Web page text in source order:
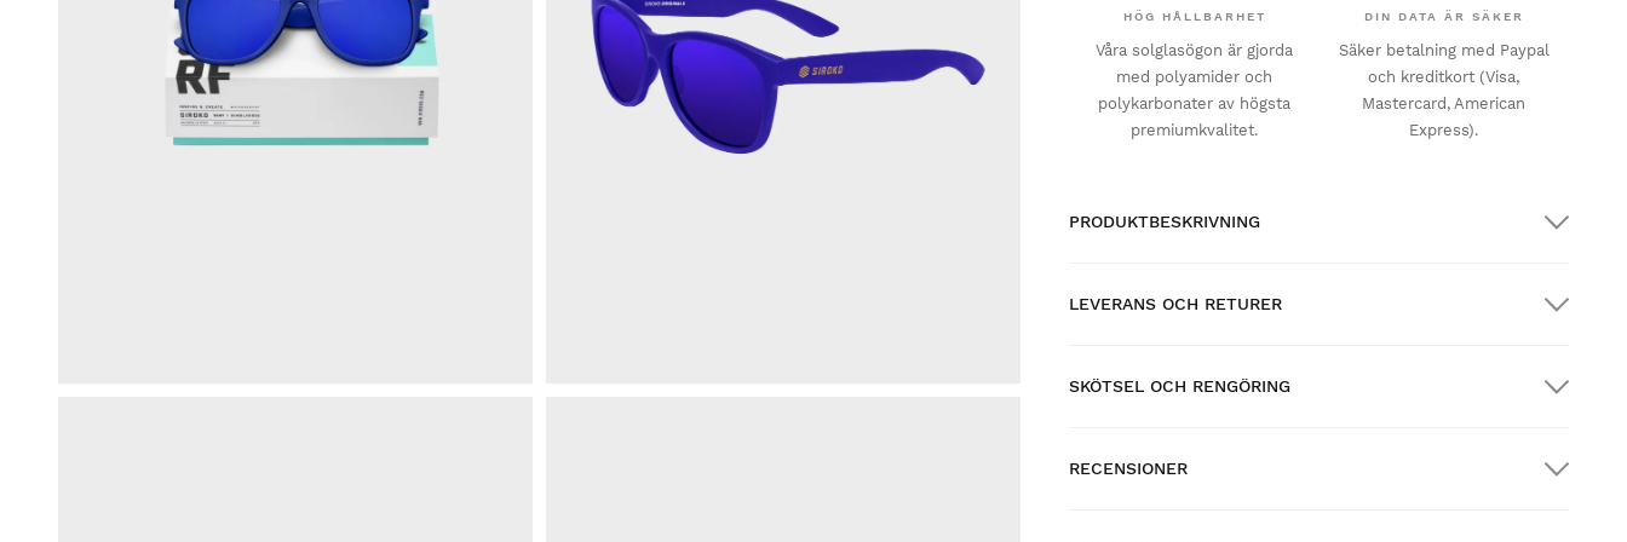
HÖG HÅLLBARHET
Våra solglasögon är gjorda
med polyamider och
polykarbonater av högsta
premiumkvalitet.
DIN DATA ÄR SÄKER
Säker betalning med Paypal
och kreditkort (Visa,
Mastercard, American
Express).
PRODUKTBESKRIVNING
LEVERANS OCH RETURER
Hemleverans över $300.00
SKÖTSEL OCH RENGÖRING
RECENSIONER